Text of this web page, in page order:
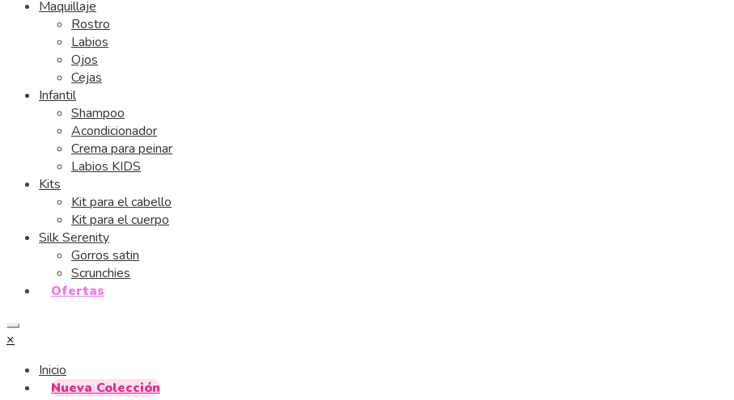
Maquillaje
Rostro
Labios
Ojos
Cejas
Infantil
Shampoo
Acondicionador
Crema para peinar
Labios KIDS
Kits
Kit para el cabello
Kit para el cuerpo
Silk Serenity
Gorros satin
Scrunchies
Ofertas
×
Inicio
Nueva Colección